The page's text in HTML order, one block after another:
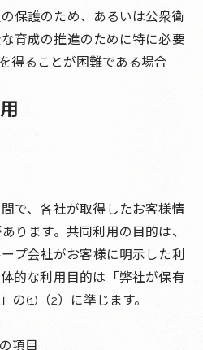
保護のため、あるいは公衆衛
育成の推進のために特に必要
得ることが困難である場合
で、各社が取得したお客様情
ります。共同利用の目的は、
プ会社がお客様に明示した利
的な利用目的は「弊社が保有
の(1)（2）に準じます。
項目